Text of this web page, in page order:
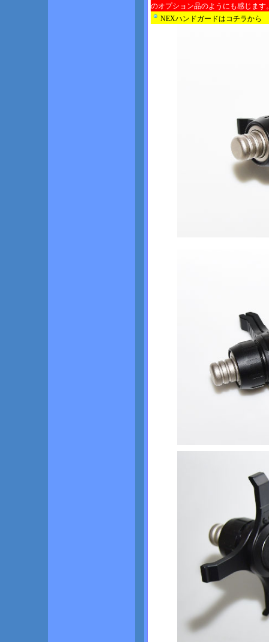
のオプション品のようにも感じます
NEXハンドガードはコチラから